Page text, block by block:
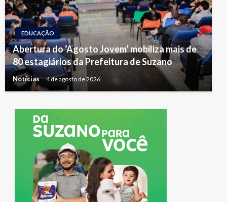
EDUCAÇÃO
Abertura do ‘Agosto Jovem’ mobiliza mais de
80 estagiários da Prefeitura de Suzano
Notícias 4 de agosto de 2026